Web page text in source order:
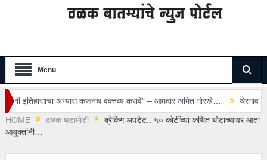
Menu
करूनच वक्तव्य करावे” – आमदार अमित गोरखे…
थेरगाव रुग्णालयातील सुरक्षा
HOME
ठळक घडामोडी
ब्रेकिंग अपडेट.. ५० कोटींच्या कथित घोटाळ्यावर आता
आयुक्तांनी…